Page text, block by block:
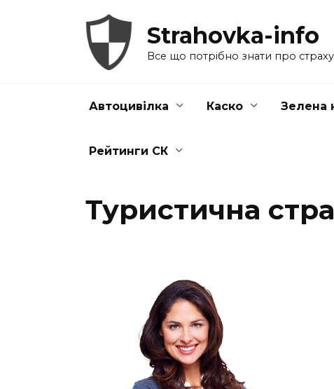
Strahovka-info
Все що потрібно знати про
Автоцивілка Каско Зелена
Рейтинги СК
Туристична